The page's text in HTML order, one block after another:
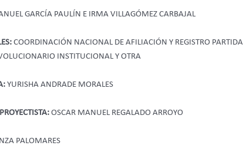
GARCÍA PAULÍN E IRMA VILLAGÓMEZ CARBAJAL
COORDINACIÓN NACIONAL DE AFILIACIÓN Y REGISTRO
INSTITUCIONAL Y OTRA
YURISHA ANDRADE MORALES
OSCAR MANUEL REGALADO ARROYO
PALOMARES